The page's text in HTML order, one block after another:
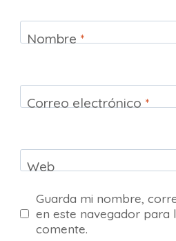
Nombre *
Correo electrónico *
Web
Guarda mi nombre,
en este navegador para
comente.